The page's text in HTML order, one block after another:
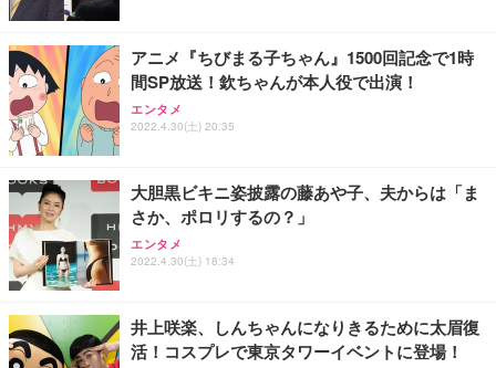
アニメ『ちびまる子ちゃん』1500回記念で1時
間SP放送！欽ちゃんが本人役で出演！
エンタメ
2022.4.30(土) 20:35
大胆黒ビキニ姿披露の藤あや子、夫からは「ま
さか、ポロリするの？」
エンタメ
2022.4.30(土) 18:34
井上咲楽、しんちゃんになりきるために太眉復
活！コスプレで東京タワーイベントに登場！